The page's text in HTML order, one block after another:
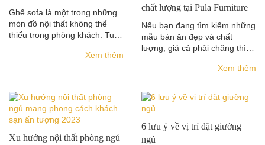
Ghế sofa là một trong những
món đồ nội thất không thể
thiếu trong phòng khách. Tuy
Xem thêm
chất lượng tại Pula Furniture
Nếu bạn đang tìm kiếm những
mẫu bàn ăn đẹp và chất
lượng, giá cả phải chăng thì
Xem thêm
Xu hướng nội thất phòng ngủ
6 lưu ý về vị trí đặt giường
ngủ